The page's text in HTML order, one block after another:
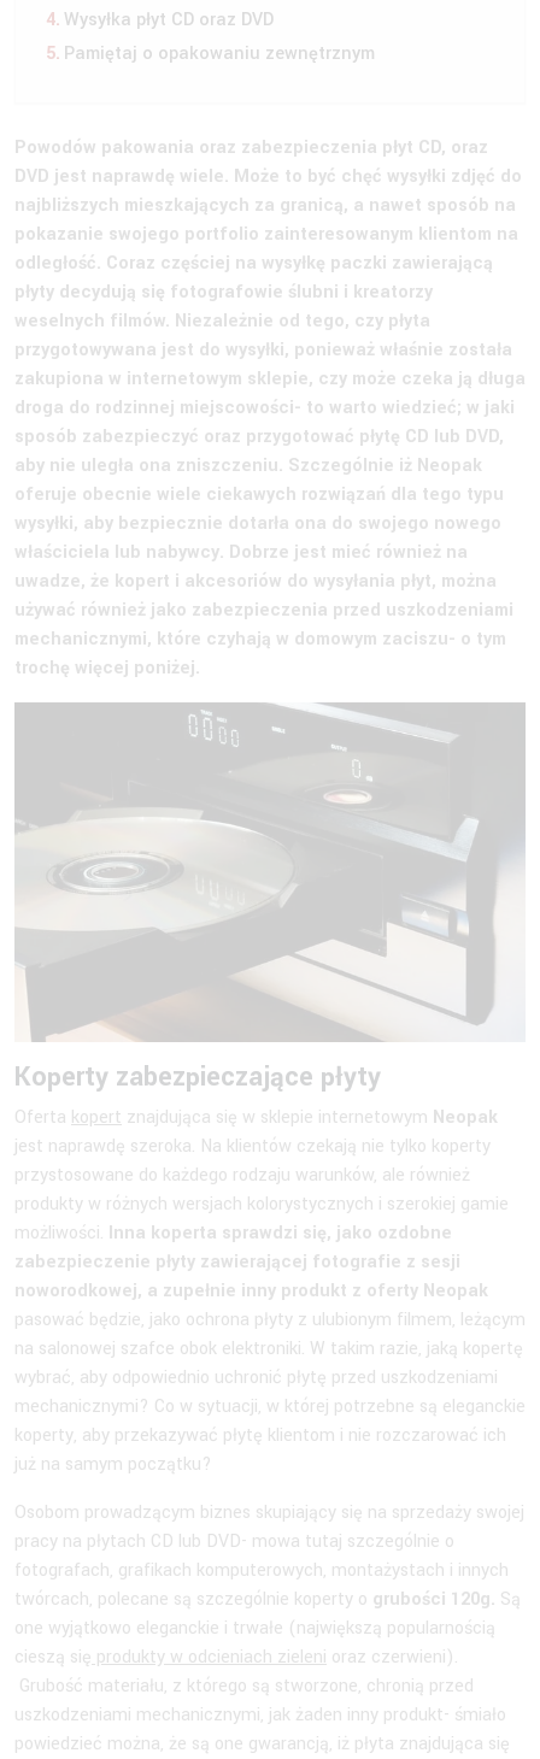
Wysyłka płyt CD oraz DVD
Pamiętaj o opakowaniu zewnętrznym
Powodów pakowania oraz zabezpieczenia płyt CD, oraz
DVD jest naprawdę wiele. Może to być chęć wysyłki zdjęć do
najbliższych mieszkających za granicą, a nawet sposób na
pokazanie swojego portfolio zainteresowanym klientom na
odległość. Coraz częściej na wysyłkę paczki zawierającą
płyty decydują się fotografowie ślubni i kreatorzy
weselnych filmów. Niezależnie od tego, czy płyta
przygotowywana jest do wysyłki, ponieważ właśnie została
zakupiona w internetowym sklepie, czy może czeka ją długa
droga do rodzinnej miejscowości- to warto wiedzieć; w jaki
sposób zabezpieczyć oraz przygotować płytę CD lub DVD,
aby nie uległa ona zniszczeniu. Szczególnie iż Neopak
oferuje obecnie wiele ciekawych rozwiązań dla tego typu
wysyłki, aby bezpiecznie dotarła ona do swojego nowego
właściciela lub nabywcy. Dobrze jest mieć również na
uwadze, że kopert i akcesoriów do wysyłania płyt, można
używać również jako zabezpieczenia przed uszkodzeniami
mechanicznymi, które czyhają w domowym zaciszu- o tym
trochę więcej poniżej.
Koperty zabezpieczające płyty
Oferta kopert znajdująca się w sklepie internetowym Neopak
jest naprawdę szeroka. Na klientów czekają nie tylko koperty
przystosowane do każdego rodzaju warunków, ale również
produkty w różnych wersjach kolorystycznych i szerokiej gamie
możliwości. Inna koperta sprawdzi się, jako ozdobne
zabezpieczenie płyty zawierającej fotografie z sesji
noworodkowej, a zupełnie inny produkt z oferty Neopak
pasować będzie, jako ochrona płyty z ulubionym filmem, leżącym
na salonowej szafce obok elektroniki. W takim razie, jaką kopertę
wybrać, aby odpowiednio uchronić płytę przed uszkodzeniami
mechanicznymi? Co w sytuacji, w której potrzebne są eleganckie
koperty, aby przekazywać płytę klientom i nie rozczarować ich
już na samym początku?
Osobom prowadzącym biznes skupiający się na sprzedaży swojej
pracy na płytach CD lub DVD- mowa tutaj szczególnie o
fotografach, grafikach komputerowych, montażystach i innych
twórcach, polecane są szczególnie koperty o grubości 120g. Są
one wyjątkowo eleganckie i trwałe (największą popularnością
cieszą się produkty w odcieniach zieleni oraz czerwieni).
Grubość materiału, z którego są stworzone, chronią przed
uszkodzeniami mechanicznymi, jak żaden inny produkt- śmiało
powiedzieć można, że są one gwarancją, iż płyta znajdująca się